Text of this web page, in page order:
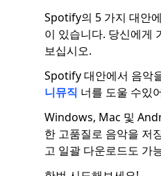
Spotify의 5 가지 대안
이 있습니다. 당신에게
보십시오.
Spotify 대안에서 음악
니뮤직 너를 도울 수있
Windows, Mac 및
한 고품질로 음악을 저
고 일괄 다운로드도 가